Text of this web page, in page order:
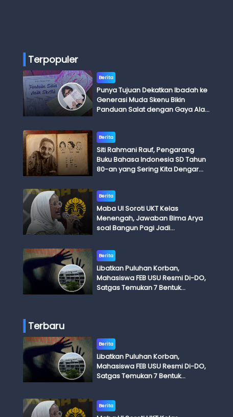
Terpopuler
Berita
Punya Tujuan Dekatkan Ibadah ke
Generasi Muda Skenu Bikin
Panduan Salat dengan Gaya Ala
Berita
Siti Rahmani Rauf, Pengarang
Buku Bahasa Indonesia SD Tahun
80-an yang Sering Kita Dengar
Adik Budi
Berita
Maba UI Soroti UKT Kelas
Menengah, Jawaban Bima Arya
soal Bangun Pagi Jadi
Berita
Libatkan Puluhan Korban,
Mahasiswa FEB USU Resmi Di-DO,
Satgas Temukan 7 Bentuk
Terbaru
Berita
Libatkan Puluhan Korban,
Mahasiswa FEB USU Resmi Di-DO,
Satgas Temukan 7 Bentuk
Berita